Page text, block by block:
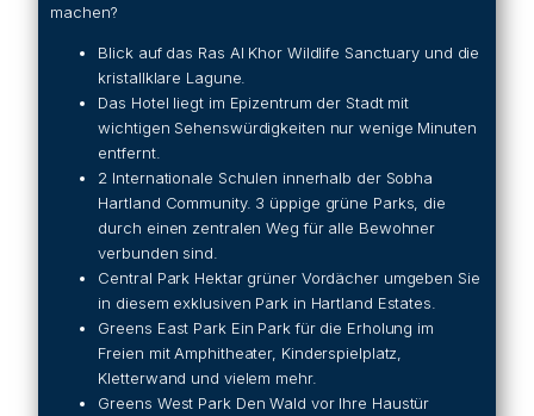
machen?
Blick auf das Ras Al Khor Wildlife Sanctuary und die
kristallklare Lagune.
Das Hotel liegt im Epizentrum der Stadt mit
wichtigen Sehenswürdigkeiten nur wenige Minuten
entfernt.
2 Internationale Schulen innerhalb der Sobha
Hartland Community. 3 üppige grüne Parks, die
durch einen zentralen Weg für alle Bewohner
verbunden sind.
Central Park Hektar grüner Vordächer umgeben Sie
in diesem exklusiven Park in Hartland Estates.
Greens East Park Ein Park für die Erholung im
Freien mit Amphitheater, Kinderspielplatz,
Kletterwand und vielem mehr.
Greens West Park Den Wald vor Ihre Haustür